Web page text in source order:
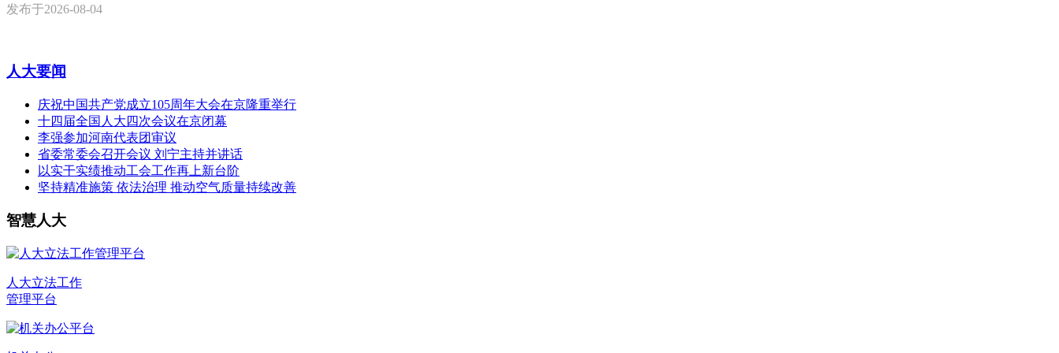
发布于2026-08-04
人大要闻
庆祝中国共产党成立105周年大会在京隆重举行
十四届全国人大四次会议在京闭幕
李强参加河南代表团审议
省委常委会召开会议 刘宁主持并讲话
以实干实绩推动工会工作再上新台阶
坚持精准施策 依法治理 推动空气质量持续改善
智慧人大
人大立法工作
管理平台